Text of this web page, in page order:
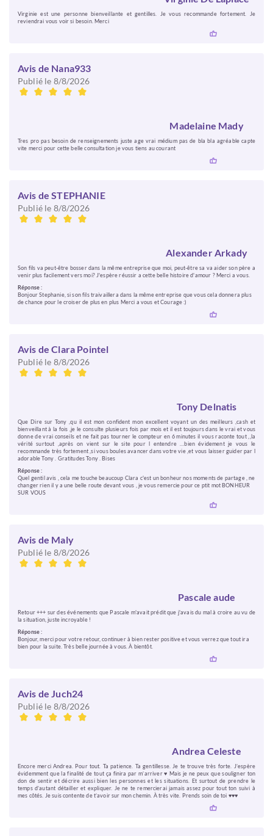
Virginie est une personne bienveillante et gentilles. Je vous recommande fortement. Je
reviendrai vous voir si besoin. Merci
Avis de Nana933
Publié le 8/8/2026
Madelaine Mady
Tres pro pas besoin de renseignements juste age vrai médium pas de bla bla agréable capte
vite merci pour cette belle consultation je vous tiens au courant
Avis de STEPHANIE
Publié le 8/8/2026
Alexander Arkady
Son fils va peut-être bosser dans la même entreprise que moi, peut-être sa va aider son père a
venir plus facilement vers moi? J'espère réussir a cette belle histoire d'amour ? Merci a vous.
Réponse :
Bonjour Stephanie, si son fils traivaillera dans la même entreprise que vous cela donnera plus
de chance pour le croiser de plus en plus Merci a vous et Courage :)
Avis de Clara Pointel
Publié le 8/8/2026
Tony Delnatis
Que Dire sur Tony ,qu il est mon confident mon excellent voyant un des meilleurs ,cash et
bienveillant à la fois ,je le consulte plusieurs fois par mois et il est toujours dans le vrai et vous
donne de vrai conseils et ne fait pas tourner le compteur en 6 minutes il vous raconte tout ,,la
vérité surtout ,après on vient sur le site pour l entendre …bien évidement je vous le
recommande très fortement ,si vous boules avancer dans votre vie ,et vous laisser guider par l
adorable Tony . Gratitudes Tony . Bises
Réponse :
Quel gentil avis , cela me touche beaucoup Clara c'est un bonheur nos moments de partage , ne
changer rien il y a une belle route devant vous , je vous remercie pour ce ptit mot BONHEUR
SUR VOUS
Avis de Maly
Publié le 8/8/2026
Pascale aude
Retour +++ sur des événements que Pascale m'avait prédit que j'avais du mal à croire au vu de
la situation, juste incroyable !
Réponse :
Bonjour, merci pour votre retour, continuer à bien rester positive et vous verrez que tout ira
bien pour la suite. Très belle journée à vous. À bientôt.
Avis de Juch24
Publié le 8/8/2026
Andrea Celeste
Encore merci Andrea. Pour tout. Ta patience. Ta gentillesse. Je te trouve très forte. J’espère
évidemment que la finalité de tout ça finira par m’arriver ♥️ Mais je ne peux que souligner ton
don de sentir et décrire aussi bien les personnes et les situations. Et surtout de prendre le
temps d’autant détailler et expliquer. Je ne te remercierai jamais assez pour tout ton suivi à
mes côtés. Je suis contente de t’avoir sur mon chemin. À très vite. Prends soin de toi ♥️♥️♥️